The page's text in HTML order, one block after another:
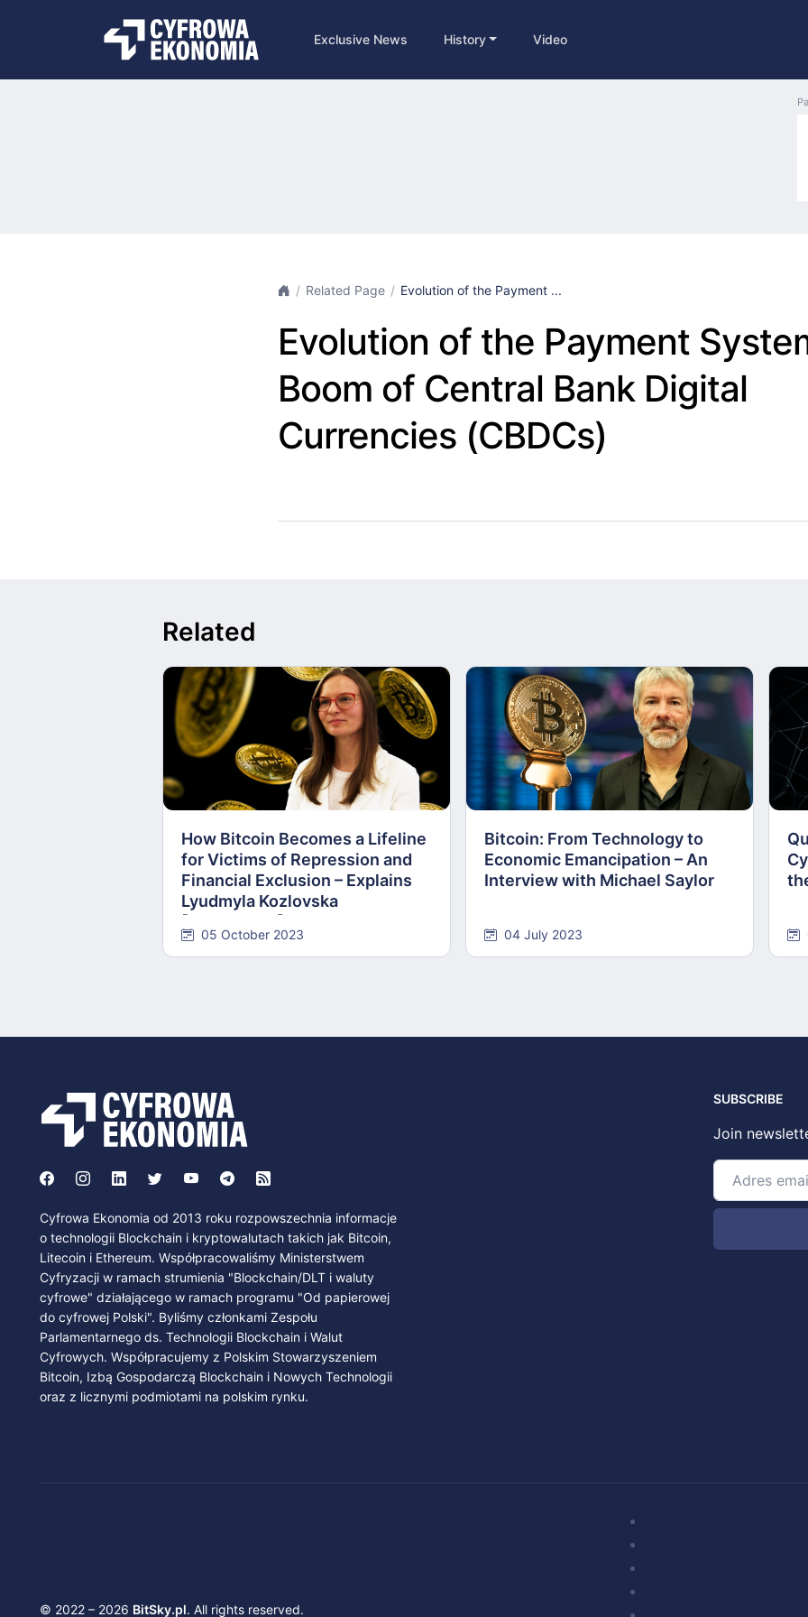
Exclusive News History Video
Related Page Evolution of the Payment ...
Evolution of the Payment
Boom of Central Bank Digital
Currencies (CBDCs)
Related
How Bitcoin Becomes a Lifeline
for Victims of Repression and
Financial Exclusion – Explains
Lyudmyla Kozlovska
05 October 2023
Bitcoin: From Technology to
Economic Emancipation – An
Interview with Michael Saylor
04 July 2023
Cyfrowa Ekonomia od 2013 roku rozpowszechnia informacje
o technologii Blockchain i kryptowalutach takich jak Bitcoin,
Litecoin i Ethereum. Współpracowaliśmy Ministerstwem
Cyfryzacji w ramach strumienia "Blockchain/DLT i waluty
cyfrowe" działającego w ramach programu "Od papierowej
do cyfrowej Polski". Byliśmy członkami Zespołu
Parlamentarnego ds. Technologii Blockchain i Walut
Cyfrowych. Współpracujemy z Polskim Stowarzyszeniem
Bitcoin, Izbą Gospodarczą Blockchain i Nowych Technologii
oraz z licznymi podmiotami na polskim rynku.
SUBSCRIBE
Join
© 2022 – 2026 BitSky.pl. All rights reserved.